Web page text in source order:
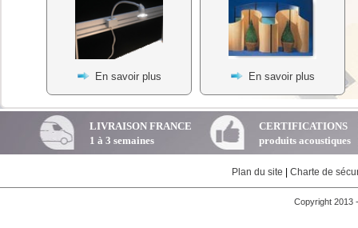
En savoir plus En savoir plus
LIVRAISON FRANCE
1 à 3 semaines
CERTIFICATIONS
produits acoustiques
Plan du site Charte de
Copyright 2013